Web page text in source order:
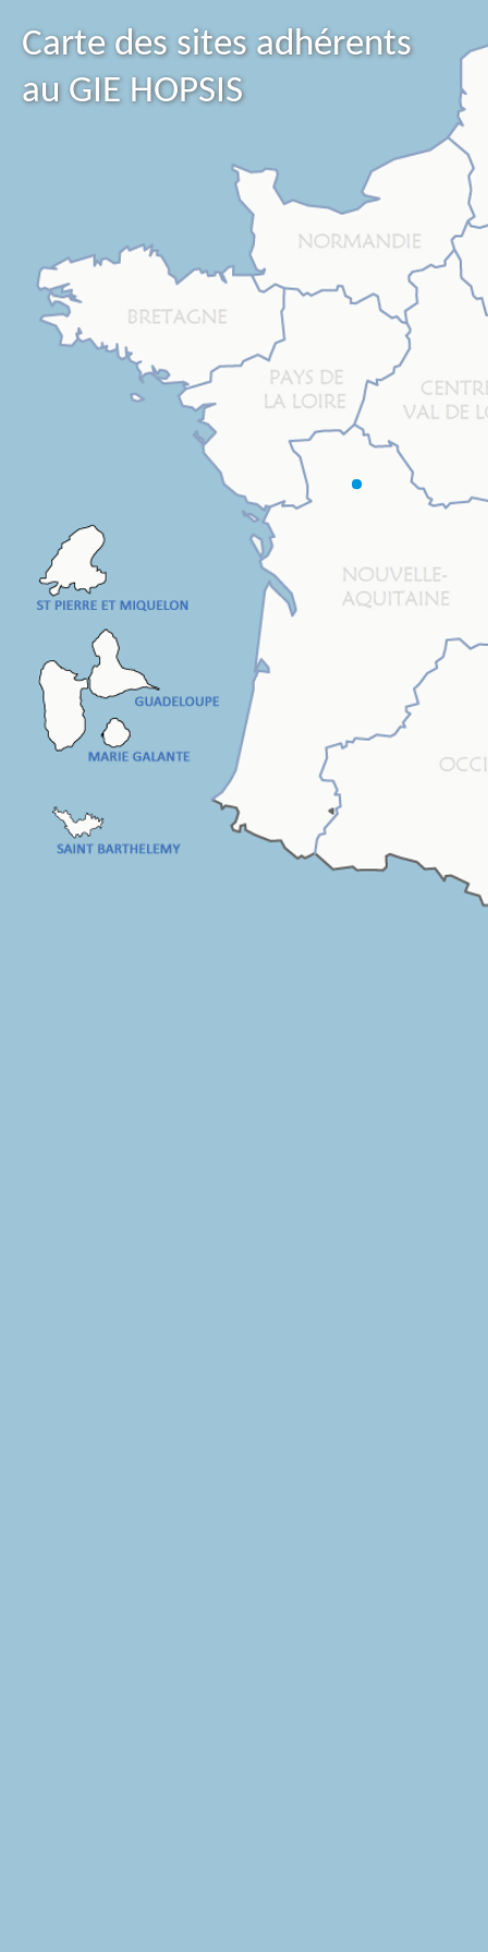
Carte des sites adhérents
au GIE HOPSIS